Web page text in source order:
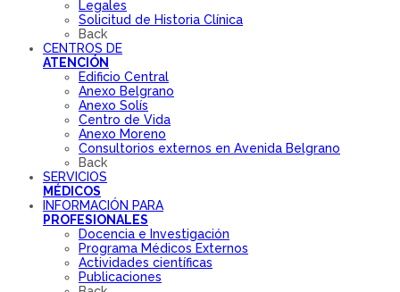
Legales
Solicitud de Historia Clínica
Back
CENTROS DE
ATENCIÓN
Edificio Central
Anexo Belgrano
Anexo Solís
Centro de Vida
Anexo Moreno
Consultorios externos en Avenida Belgrano
Back
SERVICIOS
MÉDICOS
INFORMACIÓN PARA
PROFESIONALES
Docencia e Investigación
Programa Médicos Externos
Actividades científicas
Publicaciones